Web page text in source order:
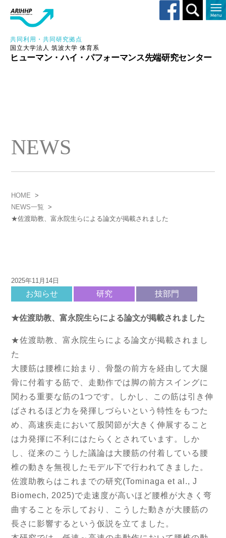
共同利用・共同研究拠点
国立大学法人 筑波大学 体育系
ヒューマン・ハイ・パフォーマンス先端研究センター
Toggle
search
NEWS
HOME
>
NEWS一覧
>
★佐渡助教、富永院生らによる論文が掲載されました
2025年11月14日
お知らせ 研究 技部門
★佐渡助教、富永院生らによる論文が掲載されました
★佐渡助教、富永院生らによる論文が掲載されまし
た
大腰筋は腰椎に始まり、骨盤の前方を経由して大腿
骨に付着する筋で、走動作では脚の前方スイングに
関わる重要な筋の1つです。しかし、この筋は引き伸
ばされるほど力を発揮しづらいという特性をもつた
め、高速疾走において股関節が大きく伸展すること
は力発揮に不利にはたらくとされています。しか
し、従来のこうした議論は大腰筋の付着している腰
椎の動きを無視したモデル下で行われてきました。
佐渡助教らはこれまでの研究(Tominaga et al., J
Biomech, 2025)で走速度が高いほど腰椎が大きく弯
曲することを示しており、こうした動きが大腰筋の
長さに影響するという仮説を立てました。